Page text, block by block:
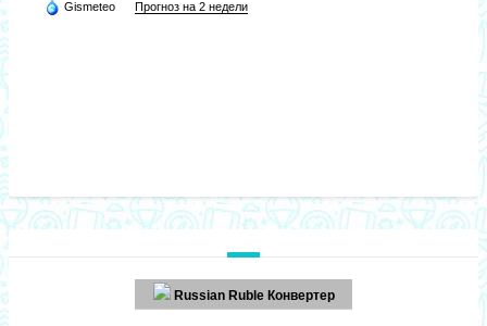
Gismeteo Прогноз на 2 недели
Russian Ruble Конвертер